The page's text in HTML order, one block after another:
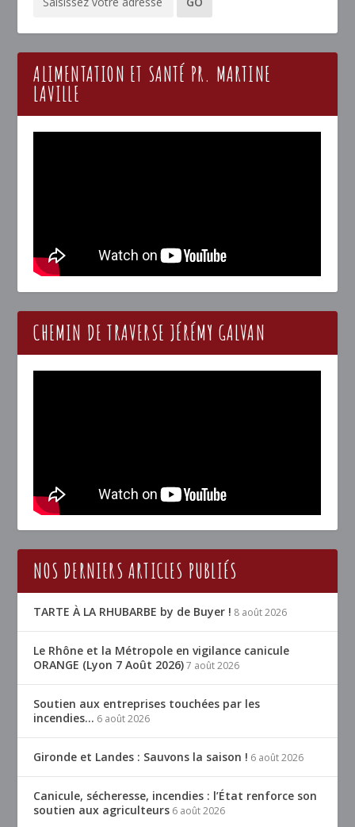
ALIMENTATION ET SANTÉ PR. MARTINE
LAVILLE
CHEMIN DE TRAVERSE JÉRÉMY GALVAN
NOS DERNIERS ARTICLES PUBLIÉS
TARTE À LA RHUBARBE by de Buyer ! 8 août 2026
Le Rhône et la Métropole en vigilance canicule
ORANGE (Lyon 7 Août 2026) 7 août 2026
Soutien aux entreprises touchées par les
incendies… 6 août 2026
Gironde et Landes : Sauvons la saison ! 6 août 2026
Canicule, sécheresse, incendies : l’État renforce son
soutien aux agriculteurs 6 août 2026